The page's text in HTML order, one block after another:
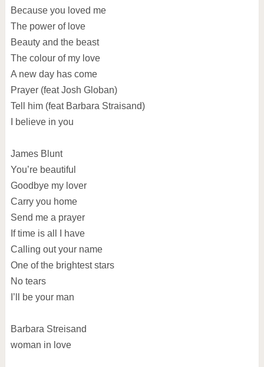
Because you loved me
The power of love
Beauty and the beast
The colour of my love
A new day has come
Prayer (feat Josh Globan)
Tell him (feat Barbara Straisand)
I believe in you
James Blunt
You’re beautiful
Goodbye my lover
Carry you home
Send me a prayer
If time is all I have
Calling out your name
One of the brightest stars
No tears
I’ll be your man
Barbara Streisand
woman in love